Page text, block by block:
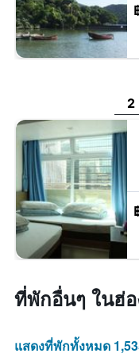
2
ที่พักอื่นๆ ในฮ่อ
แสดงที่พักทั้งหมด